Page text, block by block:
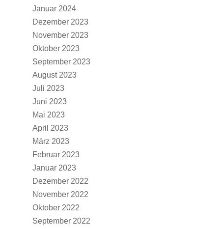
Januar 2024
Dezember 2023
November 2023
Oktober 2023
September 2023
August 2023
Juli 2023
Juni 2023
Mai 2023
April 2023
März 2023
Februar 2023
Januar 2023
Dezember 2022
November 2022
Oktober 2022
September 2022